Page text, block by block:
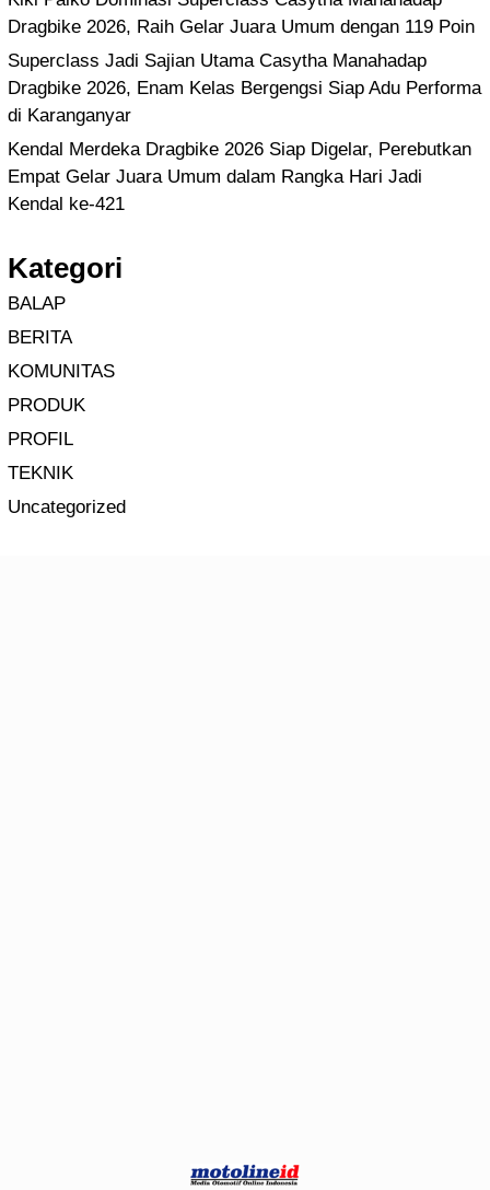
Dragbike 2026, Raih Gelar Juara Umum dengan 119 Poin
Superclass Jadi Sajian Utama Casytha Manahadap
Dragbike 2026, Enam Kelas Bergengsi Siap Adu Performa
di Karanganyar
Kendal Merdeka Dragbike 2026 Siap Digelar, Perebutkan
Empat Gelar Juara Umum dalam Rangka Hari Jadi
Kendal ke-421
Kategori
BALAP
BERITA
KOMUNITAS
PRODUK
PROFIL
TEKNIK
Uncategorized